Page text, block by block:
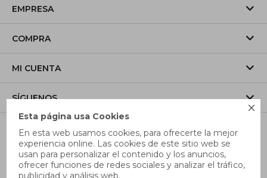

Esta página usa Cookies
En esta web usamos cookies, para ofrecerte la mejor
experiencia online. Las cookies de este sitio web se
usan para personalizar el contenido y los anuncios,
ofrecer funciones de redes sociales y analizar el tráfico,
publicidad y análisis web.
EMPRESA
COMPRA
MI CUENTA
SÍGUENOS